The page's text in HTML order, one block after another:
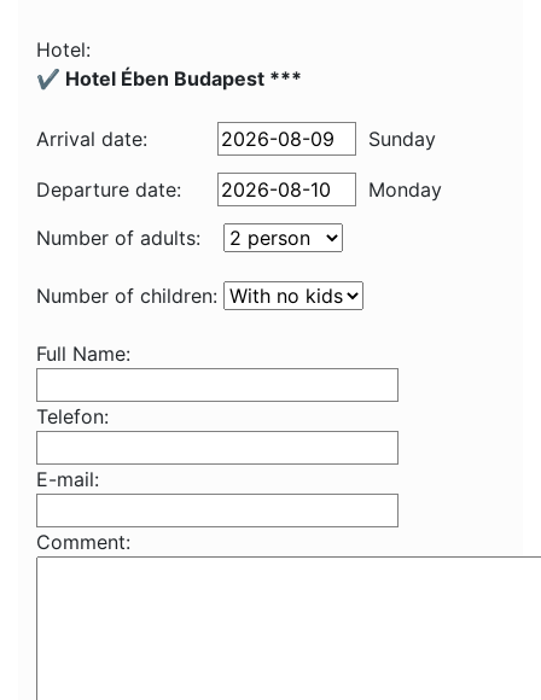
Hotel:
✔️ Hotel Ében Budapest ***
Arrival date: Sunday
Departure date:
Monday
Number of adults:
Number of children:
Full Name:
Telefon:
E-mail:
Comment: